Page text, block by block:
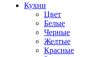
Кухни
Цвет
Белые
Черные
Желтые
Красные